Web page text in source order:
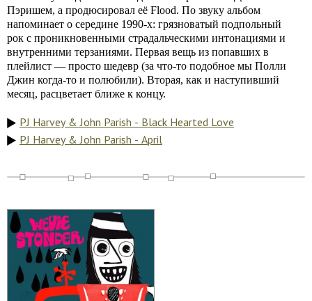
Пэришем, а продюсировал её Flood. По звуку альбом
напоминает о середине 1990-х: грязноватый подпольный
рок с проникновенными страдальческими интонациями и
внутренними терзаниями. Первая вещь из попавших в
плейлист — просто шедевр (за что-то подобное мы Полли
Джин когда-то и полюбили). Вторая, как и наступивший
месяц, расцветает ближе к концу.
PJ Harvey & John Parish - Black Hearted Love
PJ Harvey & John Parish - April